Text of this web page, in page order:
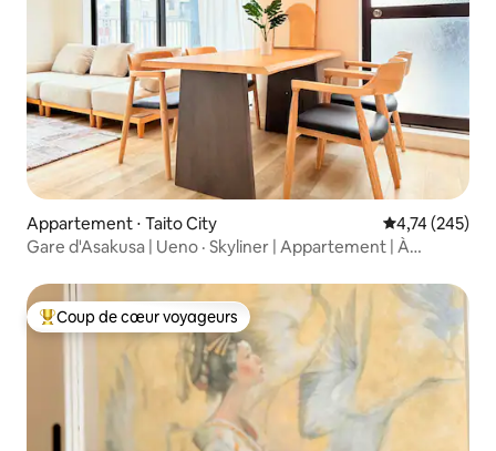
Appartement ⋅ Taito City Évaluation
4,74 (245)
Gare d'Asakusa | Ueno · Skyliner | Appartement | À
22
Coups de cœur voyageurs les plus appréciés
Coup de cœur voyageurs